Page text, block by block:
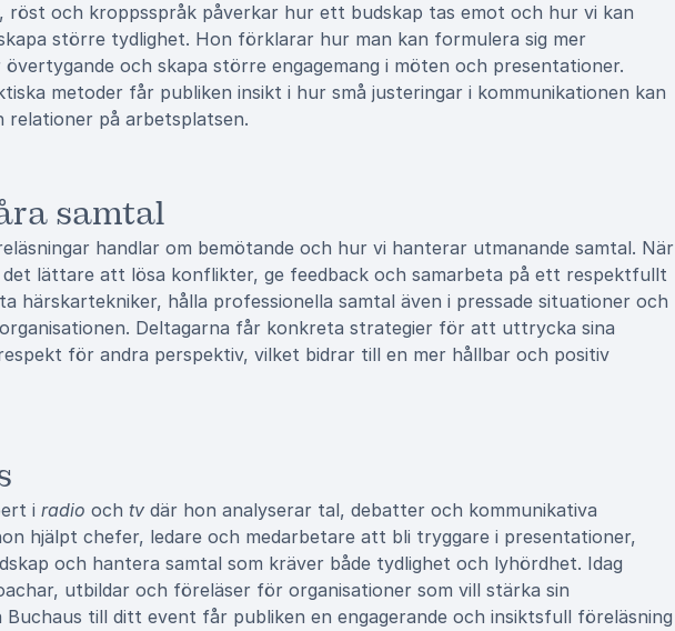
röst och kroppsspråk påverkar hur ett budskap tas emot och hur vi kan
större tydlighet. Hon förklarar hur man kan formulera sig mer
och skapa större engagemang i möten och presentationer.
metoder får publiken insikt i hur små justeringar i kommunikationen kan
relationer på arbetsplatsen.
samtal
handlar om bemötande och hur vi hanterar utmanande samtal. När
lättare att lösa konflikter, ge feedback och samarbeta på ett respektfullt
härskartekniker, hålla professionella samtal även i pressade situationer och
Deltagarna får konkreta strategier för att uttrycka sina
för andra perspektiv, vilket bidrar till en mer hållbar och positiv
i radio och tv där hon analyserar tal, debatter och kommunikativa
hjälpt chefer, ledare och medarbetare att bli tryggare i presentationer,
och hantera samtal som kräver både tydlighet och lyhördhet. Idag
utbildar och föreläser för organisationer som vill stärka sin
till ditt event får publiken en engagerande och insiktsfull föreläsning